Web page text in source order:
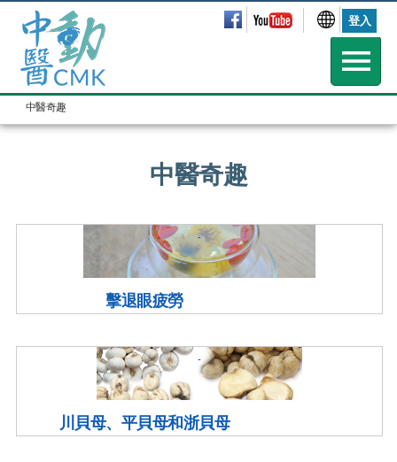
登入
中醫奇趣
中醫奇趣
擊退眼疲勞
川貝母、平貝母和浙貝母